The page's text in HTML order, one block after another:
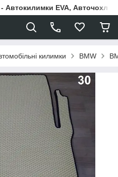
EVA, Авточохли,
килимки BMW